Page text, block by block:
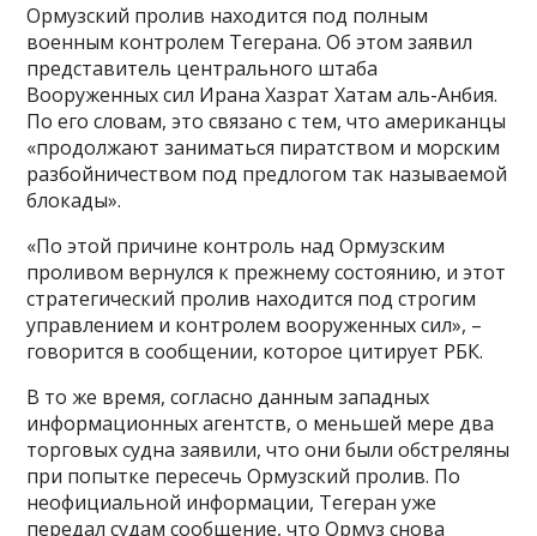
Ормузский пролив находится под полным
военным контролем Тегерана. Об этом заявил
представитель центрального штаба
Вооруженных сил Ирана Хазрат Хатам аль-Анбия.
По его словам, это связано с тем, что американцы
«продолжают заниматься пиратством и морским
разбойничеством под предлогом так называемой
блокады».
«По этой причине контроль над Ормузским
проливом вернулся к прежнему состоянию, и этот
стратегический пролив находится под строгим
управлением и контролем вооруженных сил», –
говорится в сообщении, которое цитирует РБК.
В то же время, согласно данным западных
информационных агентств, о меньшей мере два
торговых судна заявили, что они были обстреляны
при попытке пересечь Ормузский пролив. По
неофициальной информации, Тегеран уже
передал судам сообщение, что Ормуз снова